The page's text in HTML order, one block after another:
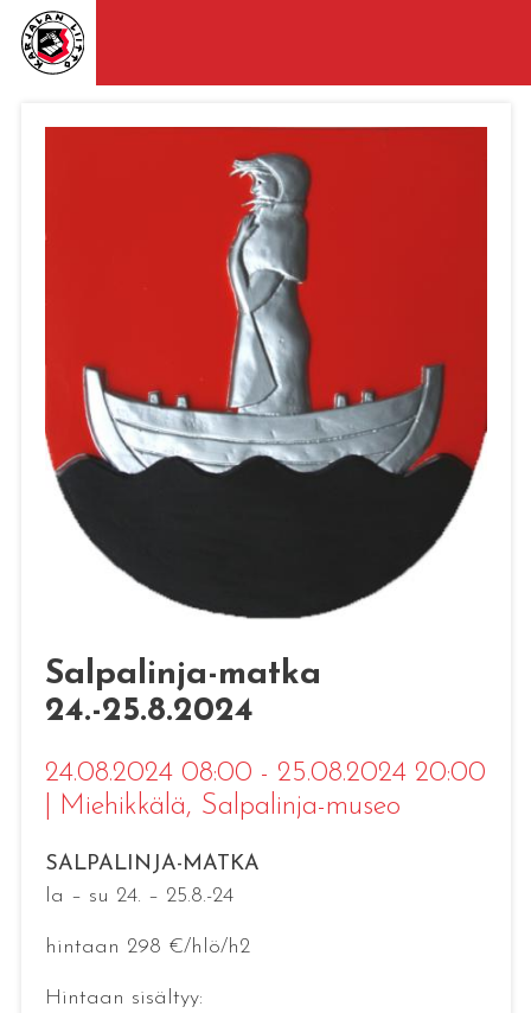
Salpalinja-matka
24.-25.8.2024
24.08.2024 08:00 - 25.08.2024 20:00
Miehikkälä, Salpalinja-museo
SALPALINJA-MATKA
la – su 24. – 25.8.-24
hintaan 298 €/hlö/h2
Hintaan sisältyy: